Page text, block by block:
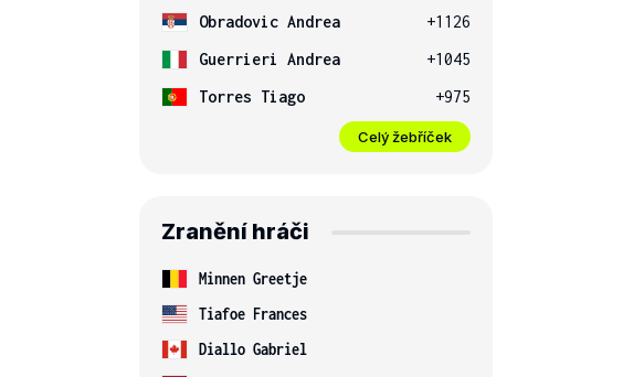
Obradovic Andrea
+1126
Guerrieri Andrea
+1045
Torres Tiago
+975
Celý žebříček
Zranění hráči
Minnen Greetje
Tiafoe Frances
Diallo Gabriel